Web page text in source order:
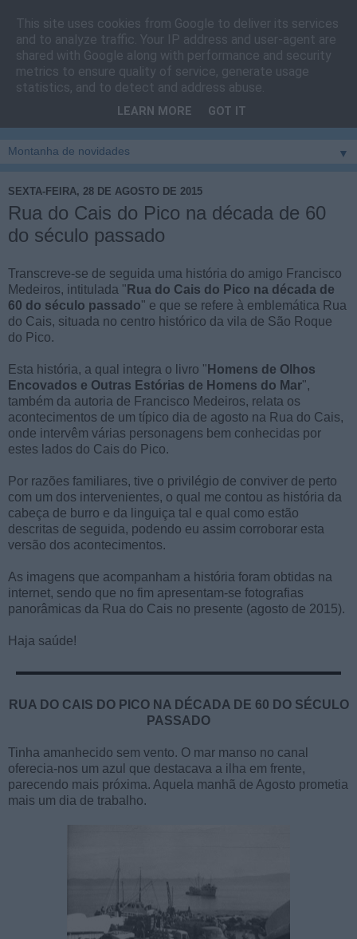
Cais do Pico
Blog sobre um pouco de tudo relacionado com a ilha
vila e ao concelho de São Roque do Pico
▼
SEXTA-FEIRA, 28 DE AGOSTO DE 2015
Rua do Cais do Pico na década de 60
do século passado
Transcreve-se de seguida uma história do amigo Francisco
Medeiros, intitulada " Rua do Cais do Pico na década de
60 do século passado" e que se refere à emblemática Rua
do Cais, situada no centro histórico da vila de São Roque
do Pico.
Esta história, a qual integra o livro " Homens de Olhos
Encovados e Outras Estórias de Homens do Mar",
também da autoria de Francisco Medeiros, relata os
acontecimentos de um típico dia de agosto na Rua do Cais,
onde intervêm várias personagens bem conhecidas por
estes lados do Cais do Pico.
Por razões familiares, tive o privilégio de conviver de perto
com um dos intervenientes, o qual me contou as história da
cabeça de burro e da linguiça tal e qual como estão
descritas de seguida, podendo eu assim corroborar esta
versão dos acontecimentos.
As imagens que acompanham a história foram obtidas na
internet, sendo que no fim apresentam-se fotografias
panorâmicas da Rua do Cais no presente (agosto de 2015).
Haja saúde!
RUA DO CAIS DO PICO NA DÉCADA DE 60 DO SÉCULO
PASSADO
Tinha amanhecido sem vento. O mar manso no canal
oferecia-nos um azul que destacava a ilha em frente,
parecendo mais próxima. Aquela manhã de Agosto prometia
mais um dia de trabalho.
This site uses cookies from Google to deliver its services
and to analyze traffic. Your IP address and user-agent are
shared with Google along with performance and security
metrics to ensure quality of service, generate usage
statistics, and to detect and address abuse.
LEARN MORE GOT IT